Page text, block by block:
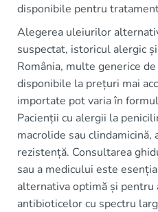
disponibile pentru
Alegerea uleiurilor
suspectat, istoricul alergic
România, multe generice
disponibile la prețuri mai
importate pot varia în
Pacienții cu alergii la
macrolide sau
rezistență. Consultarea
sau a medicului este
alternativa optimă și
antibioticelor cu spectru